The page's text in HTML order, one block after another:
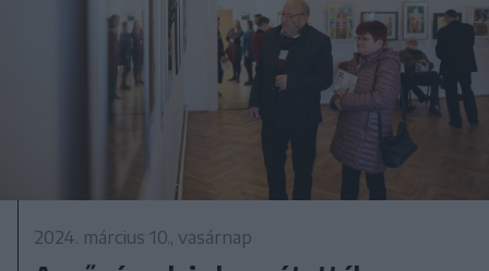
2024. március 10., vasárnap